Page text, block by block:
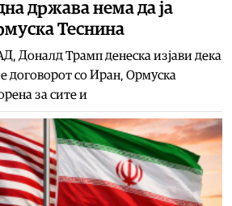
држава нема да ја
Теснина
Доналд Трамп денеска изјави дека
договорот со Иран, Ормуска
за сите и